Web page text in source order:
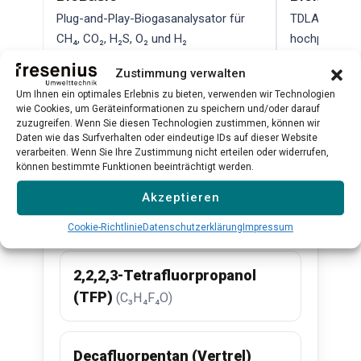
Zustimmung verwalten
Um Ihnen ein optimales Erlebnis zu bieten, verwenden wir Technologien
wie Cookies, um Geräteinformationen zu speichern und/oder darauf
zuzugreifen. Wenn Sie diesen Technologien zustimmen, können wir
Daten wie das Surfverhalten oder eindeutige IDs auf dieser Website
verarbeiten. Wenn Sie Ihre Zustimmung nicht erteilen oder widerrufen,
können bestimmte Funktionen beeinträchtigt werden.
Akzeptieren
Cookie-RichtlinieDatenschutzerklärungImpressum
Plug-and-Play-Biogasanalysator für
CH₄, CO₂, H₂S, O₂ und H₂
Mehr erfahren →
TDLAS-
hochpräzise
Alle Produkte ansehen →
Verwandte Substanzen
2,2,2,3-Tetrafluorpropanol
(TFP) (C₃H₄F₄O)
Decafluorpentan (Vertrel)